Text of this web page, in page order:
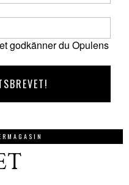
godkänner du Opulens